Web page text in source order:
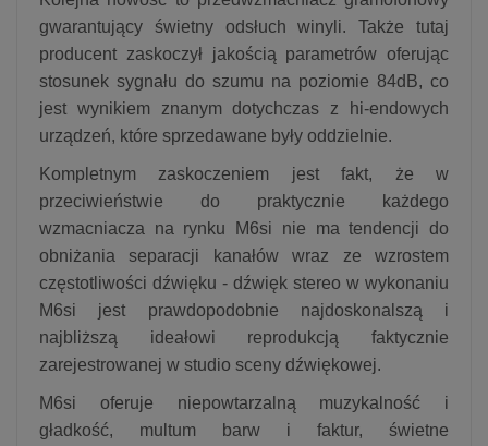
gwarantujący świetny odsłuch winyli. Także tutaj
producent zaskoczył jakością parametrów oferując
stosunek sygnału do szumu na poziomie 84dB, co
jest wynikiem znanym dotychczas z hi-endowych
urządzeń, które sprzedawane były oddzielnie.
Kompletnym zaskoczeniem jest fakt, że w
przeciwieństwie do praktycznie każdego
wzmacniacza na rynku M6si nie ma tendencji do
obniżania separacji kanałów wraz ze wzrostem
częstotliwości dźwięku - dźwięk stereo w wykonaniu
M6si jest prawdopodobnie najdoskonalszą i
najbliższą ideałowi reprodukcją faktycznie
zarejestrowanej w studio sceny dźwiękowej.
M6si oferuje niepowtarzalną muzykalność i
gładkość, multum barw i faktur, świetne